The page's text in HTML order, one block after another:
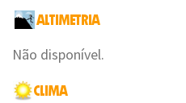
Não disponível.